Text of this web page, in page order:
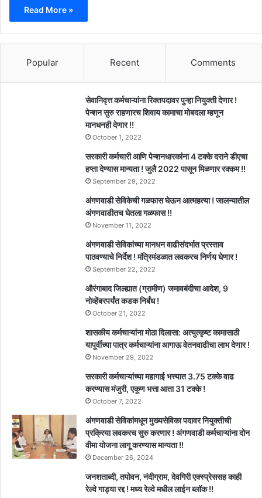
Read More »
Popular Recent Comments
सेवानिवृत्त कर्मचाऱ्यांना रिक्तपदावर पुन्हा नियुक्ती देणार !
पेन्शन सुरु राहणारच शिवाय कामाचा मोबदला म्हणून
मानधनही देणार !!
October 1, 2022
सरकारी कर्मचारी आणि पेन्शनधारकांना 4 टक्के दराने डीएचा
हप्ता देण्यास मान्यता ! जुलै 2022 पासून मिळणार रक्कम !!
September 29, 2022
अंगणवाडी सेविकेची गळफास घेऊन आत्महत्या ! जालन्यातील
अंगणवाडीतच घेतला गळफास !!
November 11, 2022
अंगणवाडी सेविकांच्या मानधन वाढीसंदर्भात प्रस्ताव
पाठवण्याचे निर्देश ! मंत्रिमंडळात लवकरच निर्णय घेणार !
September 22, 2022
औरंगाबाद जिल्ह्यात (ग्रामीण) जमावबंदीचा आदेश, 9
नोव्हेंबरपर्यंत कडक निर्बंध !
October 21, 2022
शासकीय कर्मचाऱ्यांना मोठा दिलासा: अत्युत्कृष्ट कामासाठी
यापूर्वीच्या पात्र कर्मचाऱ्यांना आगाऊ वेतनवाढीचा लाभ देणार !
November 29, 2022
सरकारी कर्मचाऱ्यांच्या महागाई भत्त्यात 3.75 टक्के वाढ
करण्यास मंजुरी, एकूण भत्ता आता 31 टक्के !
October 7, 2022
अंगणवाडी सेविकांमधून मुख्यसेविका पदावर नियुक्तीची
प्रक्रिया लवकरच सुरु करणार ! अंगणवाडी कर्मचाऱ्यांना दोन
वीमा योजना लागू करण्यास मान्यता !!
December 26, 2024
जनशताब्दी, तपोवन, नंदीग्राम, देवगिरी एक्स्प्रेससह काही
रेल्वे गाड्या रद्द ! मध्य रेल्वे मधील लाईन ब्लॉक !!